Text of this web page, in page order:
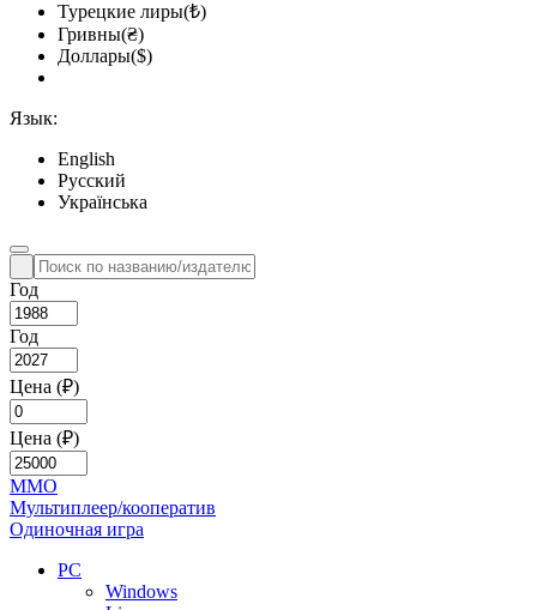
Турецкие лиры(₺)
Гривны(₴)
Доллары($)
Язык:
English
Русский
Українська
Год
Год
Цена (₽)
Цена (₽)
MMO
Мультиплеер/кооператив
Одиночная игра
PC
Windows